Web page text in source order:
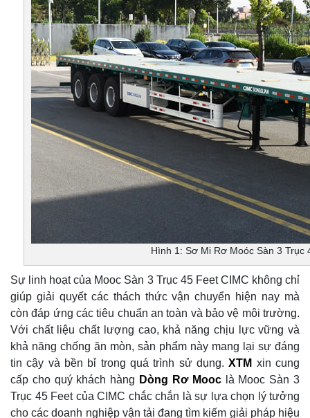
Hình 1: Sơ Mi Rơ Moóc Sàn 3 Trục
Sự linh hoạt của Mooc Sàn 3 Trục 45 Feet CIMC không chỉ
giúp giải quyết các thách thức vận chuyển hiện nay mà
còn đáp ứng các tiêu chuẩn an toàn và bảo vệ môi trường.
Với chất liệu chất lượng cao, khả năng chịu lực vững và
khả năng chống ăn mòn, sản phẩm này mang lại sự đáng
tin cậy và bền bỉ trong quá trình sử dụng.XTM xin cung
cấp cho quý khách hàng Dòng Rơ Mooclà Mooc Sàn 3
Trục 45 Feet của CIMC chắc chắn là sự lựa chọn lý tưởng
cho các doanh nghiệp vận tải đang tìm kiếm giải pháp hiệu